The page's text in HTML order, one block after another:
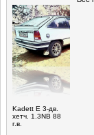
Kadett E 3-дв.
хетч. 1.3NB 88
г.в.